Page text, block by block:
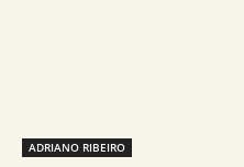
ADRIANO RIBEIRO